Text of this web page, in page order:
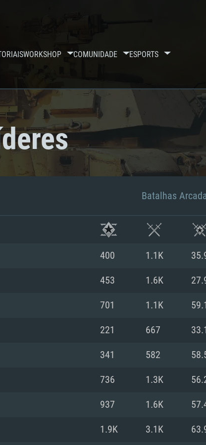
WORKSHOP COMUNIDADE ESPORTS
Batalhas
400 1.1K
453 1.6K
701 1.1K
221 667
341 582
736 1.3K
937 1.6K
1.9K 3.1K